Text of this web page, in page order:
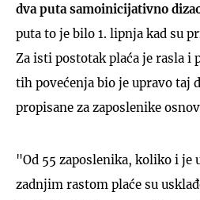
dva puta samoinicijativno
puta to je bilo 1. lipnja kad su
Za isti postotak plaća je rasla i
tih povećenja bio je upravo taj
propisane za zaposlenike
"Od 55 zaposlenika, koliko i je
zadnjim rastom plaće su